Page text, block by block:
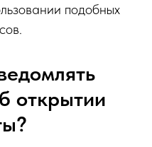
подобных
открытии